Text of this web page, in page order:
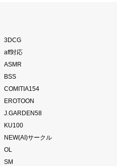
3DCG
aff対応
ASMR
BSS
COMITIA154
EROTOON
J.GARDEN58
KU100
NEW(AI)サークル
OL
SM